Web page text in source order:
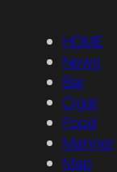
HOME
News
Bar
Cigar
Food
Manner
Map